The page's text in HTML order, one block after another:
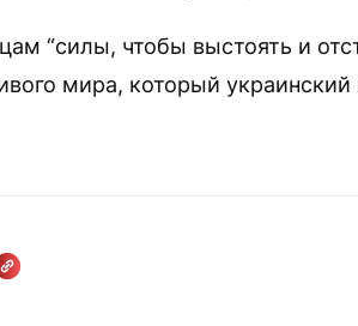
“силы, чтобы выстоять и
мира, который